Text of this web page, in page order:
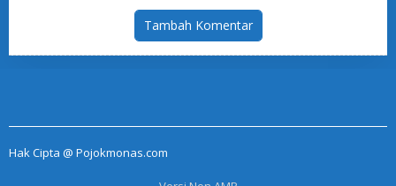
Tambah Komentar
Hak Cipta @ Pojokmonas.com